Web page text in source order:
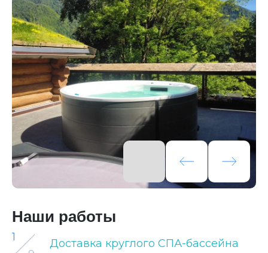
Наши работы
1
Доставка круглого СПА-бассейна